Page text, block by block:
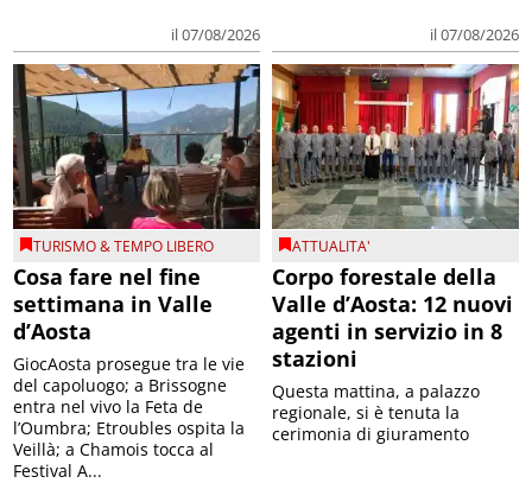
il 07/08/2026 il 07/08/2026
TURISMO & TEMPO LIBERO
Cosa fare nel fine
settimana in Valle
d’Aosta
GiocAosta prosegue tra le vie
del capoluogo; a Brissogne
entra nel vivo la Feta de
l’Oumbra; Etroubles ospita la
Veillà; a Chamois tocca al
Festival A...
ATTUALITA'
Corpo forestale della
Valle d’Aosta: 12 nuovi
agenti in servizio in 8
stazioni
Questa mattina, a palazzo
regionale, si è tenuta la
cerimonia di giuramento